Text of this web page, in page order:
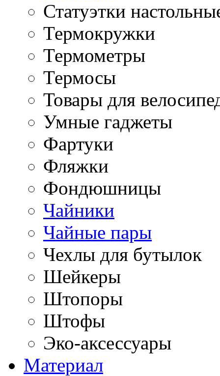
Статуэтки
Термокружки
Термометры
Термосы
Товары для
Умные гаджеты
Фартуки
Фляжки
Фондюшницы
Чайники
Чайные пары
Чехлы для бутылок
Шейкеры
Штопоры
Штофы
Эко-аксессуары
Материал